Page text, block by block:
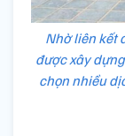
Nhờ liên kết
được xây
chọn nhiều